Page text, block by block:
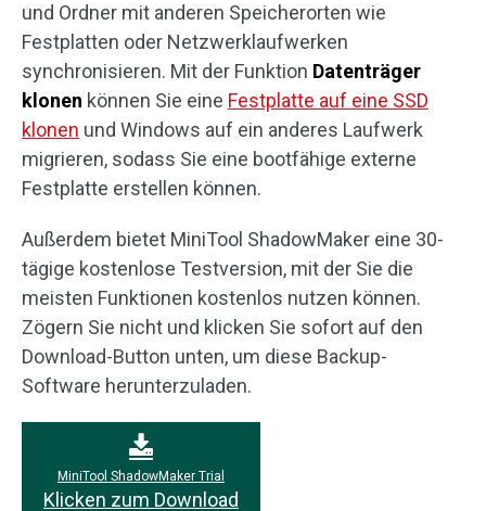
und Ordner mit anderen Speicherorten wie
Festplatten oder Netzwerklaufwerken
synchronisieren. Mit der Funktion Datenträger
klonen können Sie eine Festplatte auf eine SSD
klonen und Windows auf ein anderes Laufwerk
migrieren, sodass Sie eine bootfähige externe
Festplatte erstellen können.
Außerdem bietet MiniTool ShadowMaker eine 30-
tägige kostenlose Testversion, mit der Sie die
meisten Funktionen kostenlos nutzen können.
Zögern Sie nicht und klicken Sie sofort auf den
Download-Button unten, um diese Backup-
Software herunterzuladen.
MiniTool ShadowMaker Trial
Klicken zum Download